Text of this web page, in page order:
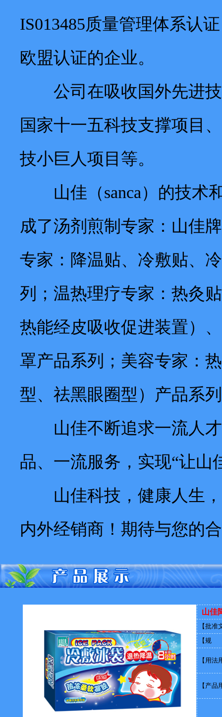
IS013485质量管理体系认
欧盟认证的企业。
公司在吸收国外先进技
国家十一五科技支撑项目
技小巨人项目等。
山佳（sanca）的技术
成了汤剂煎制专家：山佳
专家：降温贴、冷敷贴、
列；温热理疗专家：热灸
热能经皮吸收促进装置）
罩产品系列；美容专家：
型、祛黑眼圈型）产品系
山佳不断追求一流人才
品、一流服务，实现“让山
山佳科技，健康人生，
内外经销商！期待与您的
山佳
【批准
【规
【用法
【产品